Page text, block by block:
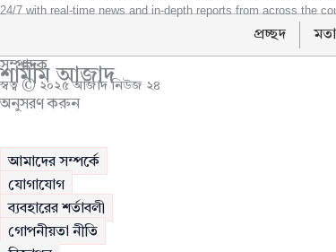
24/7 with real-time news and in-depth reports from across the
প্রচ্ছদ
সম্পাদক
শামীম আজাদ
স্বত্ব © ২০২৫ আজাদ নিউজ ২৪
অনুসরণ করুন
আমাদের সম্পর্কে
যোগাযোগ
ব্যবহারের শর্তাবলী
গোপনীয়তা নীতি